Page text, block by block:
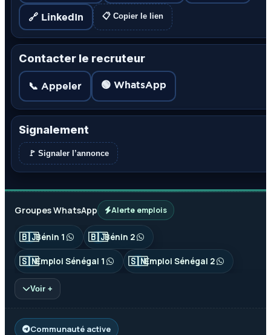
🔗 LinkedIn 📋 Copier le lien
Contacter le recruteur
📞 Appeler 🟢 WhatsApp
Signalement
🚩 Signaler l’annonce
Groupes WhatsApp Alerte emplois
🇧🇯Bénin 1 🇧🇯Bénin 2
🇸🇳Emploi Sénégal 1 🇸🇳Emploi Sénégal 2
Voir +
Communauté active